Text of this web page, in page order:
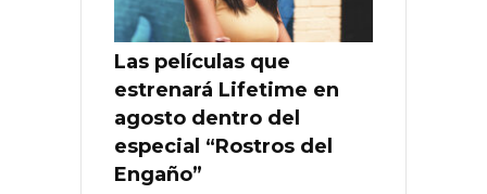
Las películas que
estrenará Lifetime en
agosto dentro del
especial “Rostros del
Engaño”